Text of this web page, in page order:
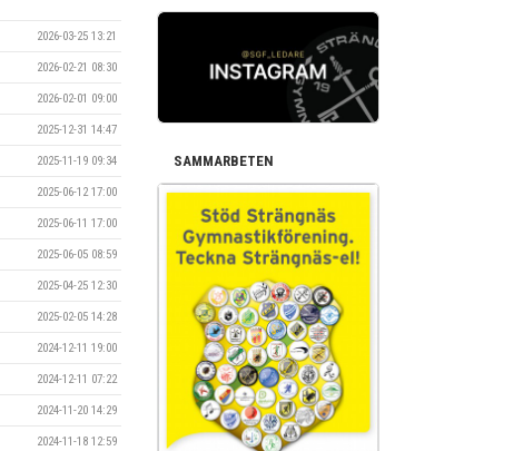
2026-03-25 13:21
2026-02-21 08:30
2026-02-01 09:00
2025-12-31 14:47
2025-11-19 09:34
2025-06-12 17:00
2025-06-11 17:00
2025-06-05 08:59
2025-04-25 12:30
2025-02-05 14:28
2024-12-11 19:00
2024-12-11 07:22
2024-11-20 14:29
2024-11-18 12:59
SAMMARBETEN